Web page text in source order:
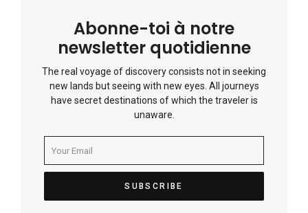
Abonne-toi à notre
newsletter quotidienne
The real voyage of discovery consists not in seeking
new lands but seeing with new eyes. All journeys
have secret destinations of which the traveler is
unaware.